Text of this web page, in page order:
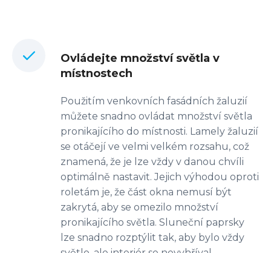
Ovládejte množství světla v
místnostech
Použitím venkovních fasádních žaluzií
můžete snadno ovládat množství světla
pronikajícího do místnosti. Lamely žaluzií
se otáčejí ve velmi velkém rozsahu, což
znamená, že je lze vždy v danou chvíli
optimálně nastavit. Jejich výhodou oproti
roletám je, že část okna nemusí být
zakrytá, aby se omezilo množství
pronikajícího světla. Sluneční paprsky
lze snadno rozptýlit tak, aby bylo vždy